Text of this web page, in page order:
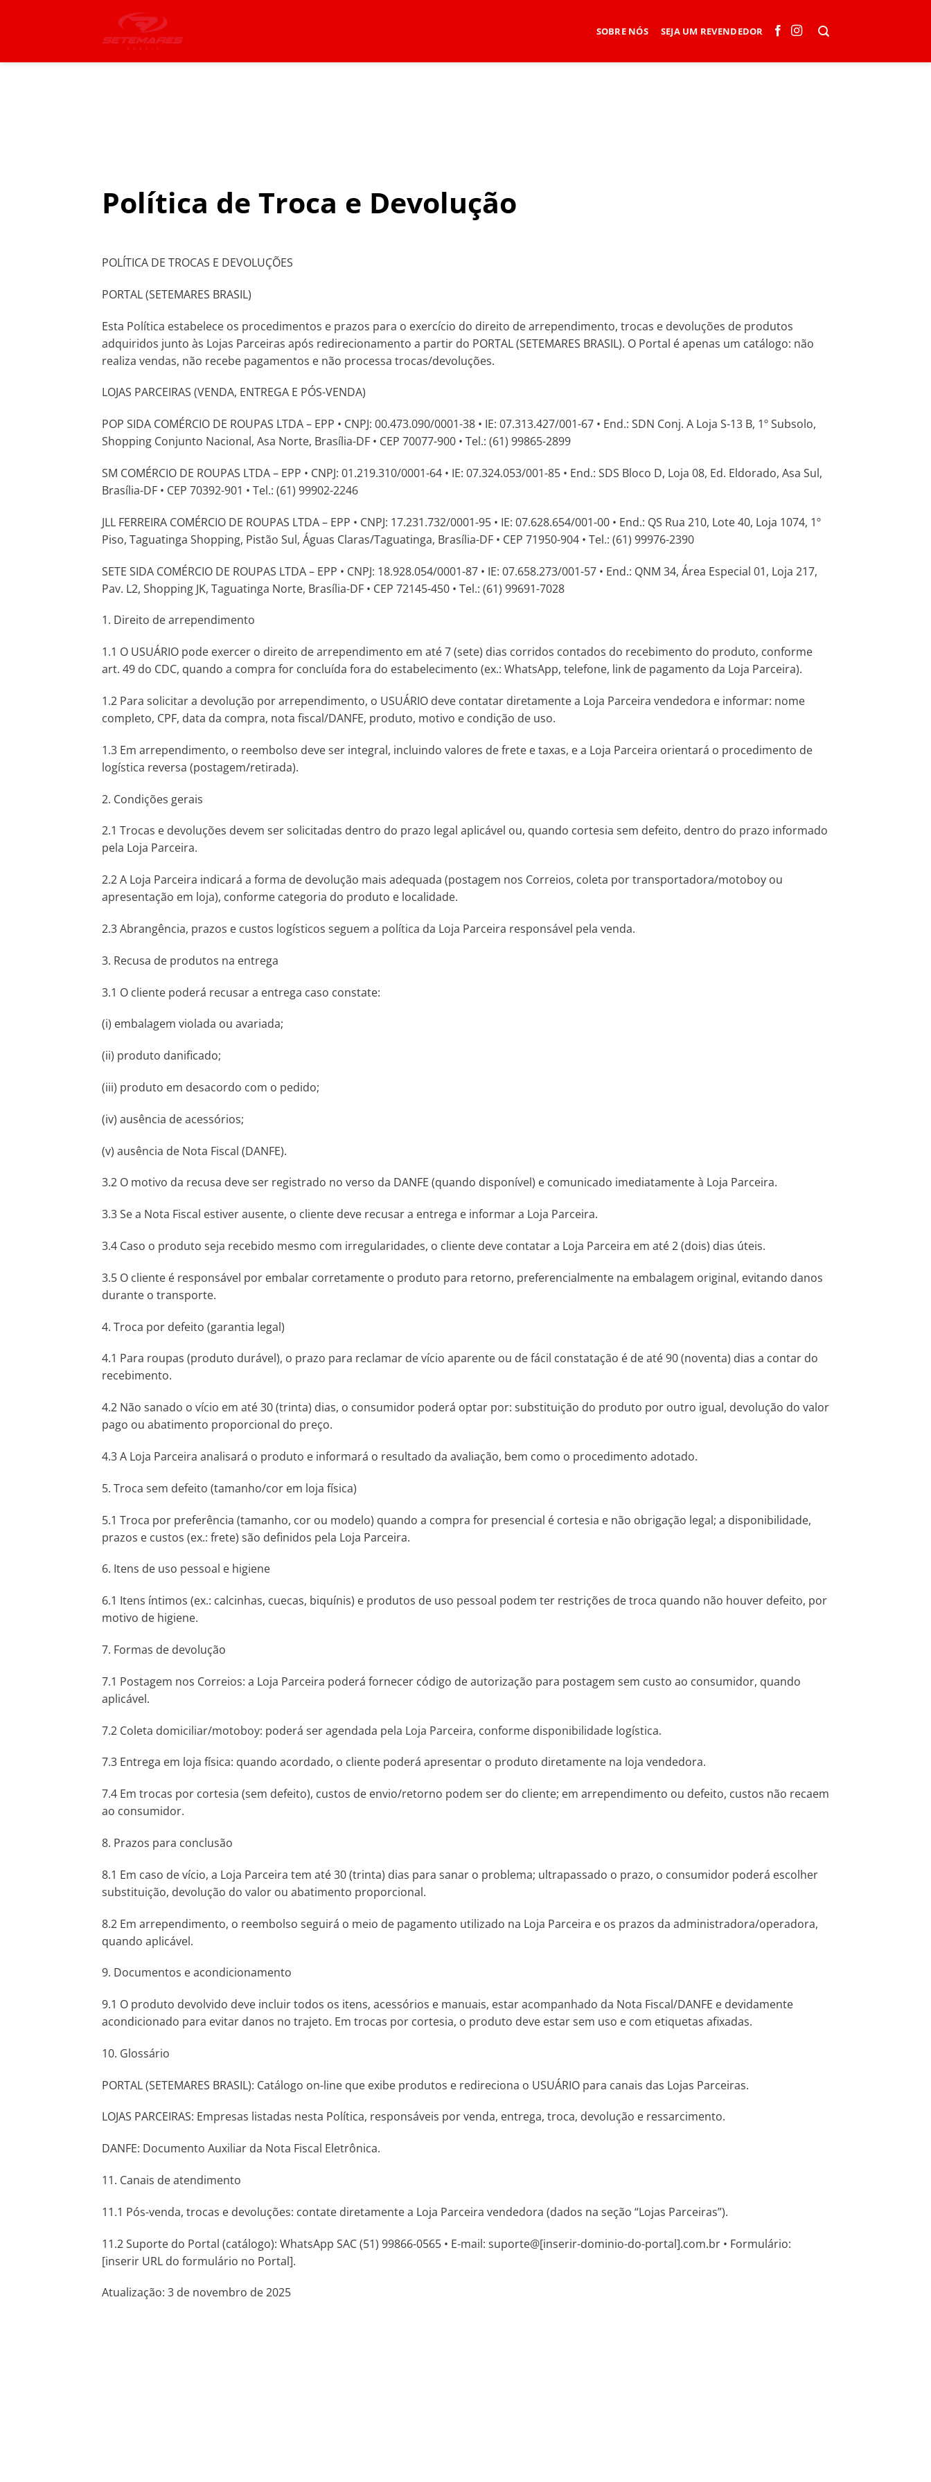
conteúdo
SOBRE NÓS SEJA UM REVENDEDOR
Política de Troca e Devolução
POLÍTICA DE TROCAS E DEVOLUÇÕES
PORTAL (SETEMARES BRASIL)
Esta Política estabelece os procedimentos e prazos para o exercício do direito de arrependimento, trocas e devoluções de produtos
adquiridos junto às Lojas Parceiras após redirecionamento a partir do PORTAL (SETEMARES BRASIL). O Portal é apenas um catálogo: não
realiza vendas, não recebe pagamentos e não processa trocas/devoluções.
LOJAS PARCEIRAS (VENDA, ENTREGA E PÓS-VENDA)
POP SIDA COMÉRCIO DE ROUPAS LTDA – EPP • CNPJ: 00.473.090/0001-38 • IE: 07.313.427/001-67 • End.: SDN Conj. A Loja S-13 B, 1º Subsolo,
Shopping Conjunto Nacional, Asa Norte, Brasília-DF • CEP 70077-900 • Tel.: (61) 99865-2899
SM COMÉRCIO DE ROUPAS LTDA – EPP • CNPJ: 01.219.310/0001-64 • IE: 07.324.053/001-85 • End.: SDS Bloco D, Loja 08, Ed. Eldorado, Asa Sul,
Brasília-DF • CEP 70392-901 • Tel.: (61) 99902-2246
JLL FERREIRA COMÉRCIO DE ROUPAS LTDA – EPP • CNPJ: 17.231.732/0001-95 • IE: 07.628.654/001-00 • End.: QS Rua 210, Lote 40, Loja 1074, 1º
Piso, Taguatinga Shopping, Pistão Sul, Águas Claras/Taguatinga, Brasília-DF • CEP 71950-904 • Tel.: (61) 99976-2390
SETE SIDA COMÉRCIO DE ROUPAS LTDA – EPP • CNPJ: 18.928.054/0001-87 • IE: 07.658.273/001-57 • End.: QNM 34, Área Especial 01, Loja 217,
Pav. L2, Shopping JK, Taguatinga Norte, Brasília-DF • CEP 72145-450 • Tel.: (61) 99691-7028
1. Direito de arrependimento
1.1 O USUÁRIO pode exercer o direito de arrependimento em até 7 (sete) dias corridos contados do recebimento do produto, conforme
art. 49 do CDC, quando a compra for concluída fora do estabelecimento (ex.: WhatsApp, telefone, link de pagamento da Loja Parceira).
1.2 Para solicitar a devolução por arrependimento, o USUÁRIO deve contatar diretamente a Loja Parceira vendedora e informar: nome
completo, CPF, data da compra, nota fiscal/DANFE, produto, motivo e condição de uso.
1.3 Em arrependimento, o reembolso deve ser integral, incluindo valores de frete e taxas, e a Loja Parceira orientará o procedimento de
logística reversa (postagem/retirada).
2. Condições gerais
2.1 Trocas e devoluções devem ser solicitadas dentro do prazo legal aplicável ou, quando cortesia sem defeito, dentro do prazo informado
pela Loja Parceira.
2.2 A Loja Parceira indicará a forma de devolução mais adequada (postagem nos Correios, coleta por transportadora/motoboy ou
apresentação em loja), conforme categoria do produto e localidade.
2.3 Abrangência, prazos e custos logísticos seguem a política da Loja Parceira responsável pela venda.
3. Recusa de produtos na entrega
3.1 O cliente poderá recusar a entrega caso constate:
(i) embalagem violada ou avariada;
(ii) produto danificado;
(iii) produto em desacordo com o pedido;
(iv) ausência de acessórios;
(v) ausência de Nota Fiscal (DANFE).
3.2 O motivo da recusa deve ser registrado no verso da DANFE (quando disponível) e comunicado imediatamente à Loja Parceira.
3.3 Se a Nota Fiscal estiver ausente, o cliente deve recusar a entrega e informar a Loja Parceira.
3.4 Caso o produto seja recebido mesmo com irregularidades, o cliente deve contatar a Loja Parceira em até 2 (dois) dias úteis.
3.5 O cliente é responsável por embalar corretamente o produto para retorno, preferencialmente na embalagem original, evitando danos
durante o transporte.
4. Troca por defeito (garantia legal)
4.1 Para roupas (produto durável), o prazo para reclamar de vício aparente ou de fácil constatação é de até 90 (noventa) dias a contar do
recebimento.
4.2 Não sanado o vício em até 30 (trinta) dias, o consumidor poderá optar por: substituição do produto por outro igual, devolução do valor
pago ou abatimento proporcional do preço.
4.3 A Loja Parceira analisará o produto e informará o resultado da avaliação, bem como o procedimento adotado.
5. Troca sem defeito (tamanho/cor em loja física)
5.1 Troca por preferência (tamanho, cor ou modelo) quando a compra for presencial é cortesia e não obrigação legal; a disponibilidade,
prazos e custos (ex.: frete) são definidos pela Loja Parceira.
6. Itens de uso pessoal e higiene
6.1 Itens íntimos (ex.: calcinhas, cuecas, biquínis) e produtos de uso pessoal podem ter restrições de troca quando não houver defeito, por
motivo de higiene.
7. Formas de devolução
7.1 Postagem nos Correios: a Loja Parceira poderá fornecer código de autorização para postagem sem custo ao consumidor, quando
aplicável.
7.2 Coleta domiciliar/motoboy: poderá ser agendada pela Loja Parceira, conforme disponibilidade logística.
7.3 Entrega em loja física: quando acordado, o cliente poderá apresentar o produto diretamente na loja vendedora.
7.4 Em trocas por cortesia (sem defeito), custos de envio/retorno podem ser do cliente; em arrependimento ou defeito, custos não recaem
ao consumidor.
8. Prazos para conclusão
8.1 Em caso de vício, a Loja Parceira tem até 30 (trinta) dias para sanar o problema; ultrapassado o prazo, o consumidor poderá escolher
substituição, devolução do valor ou abatimento proporcional.
8.2 Em arrependimento, o reembolso seguirá o meio de pagamento utilizado na Loja Parceira e os prazos da administradora/operadora,
quando aplicável.
9. Documentos e acondicionamento
9.1 O produto devolvido deve incluir todos os itens, acessórios e manuais, estar acompanhado da Nota Fiscal/DANFE e devidamente
acondicionado para evitar danos no trajeto. Em trocas por cortesia, o produto deve estar sem uso e com etiquetas afixadas.
10. Glossário
PORTAL (SETEMARES BRASIL): Catálogo on-line que exibe produtos e redireciona o USUÁRIO para canais das Lojas Parceiras.
LOJAS PARCEIRAS: Empresas listadas nesta Política, responsáveis por venda, entrega, troca, devolução e ressarcimento.
DANFE: Documento Auxiliar da Nota Fiscal Eletrônica.
11. Canais de atendimento
11.1 Pós-venda, trocas e devoluções: contate diretamente a Loja Parceira vendedora (dados na seção “Lojas Parceiras”).
11.2 Suporte do Portal (catálogo): WhatsApp SAC (51) 99866-0565 • E-mail: suporte@[inserir-dominio-do-portal].com.br • Formulário:
[inserir URL do formulário no Portal].
Atualização: 3 de novembro de 2025